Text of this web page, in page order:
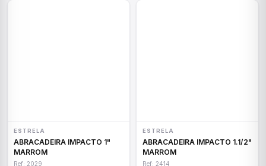
ESTRELA
ABRACADEIRA IMPACTO 1"
MARROM
Ref: 2029
ESTRELA
ABRACADEIRA IMPACTO 1.1/2"
MARROM
Ref: 2414